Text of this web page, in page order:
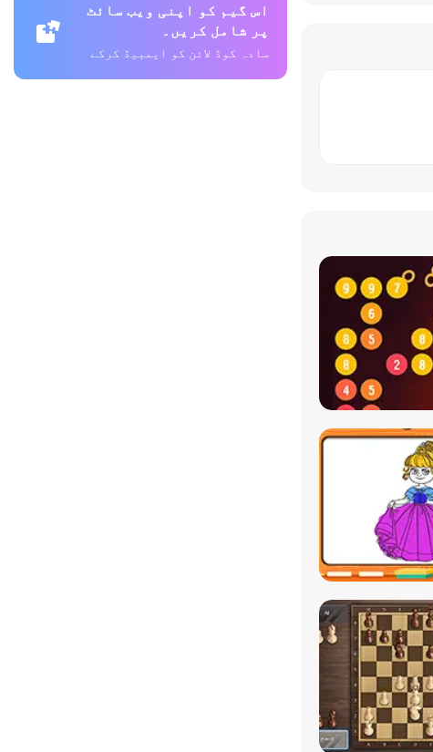
اس گیم کو اپنی ویب سائٹ
پر شامل کریں۔
سادہ کوڈ لائن کو ایمبیڈ کرکے